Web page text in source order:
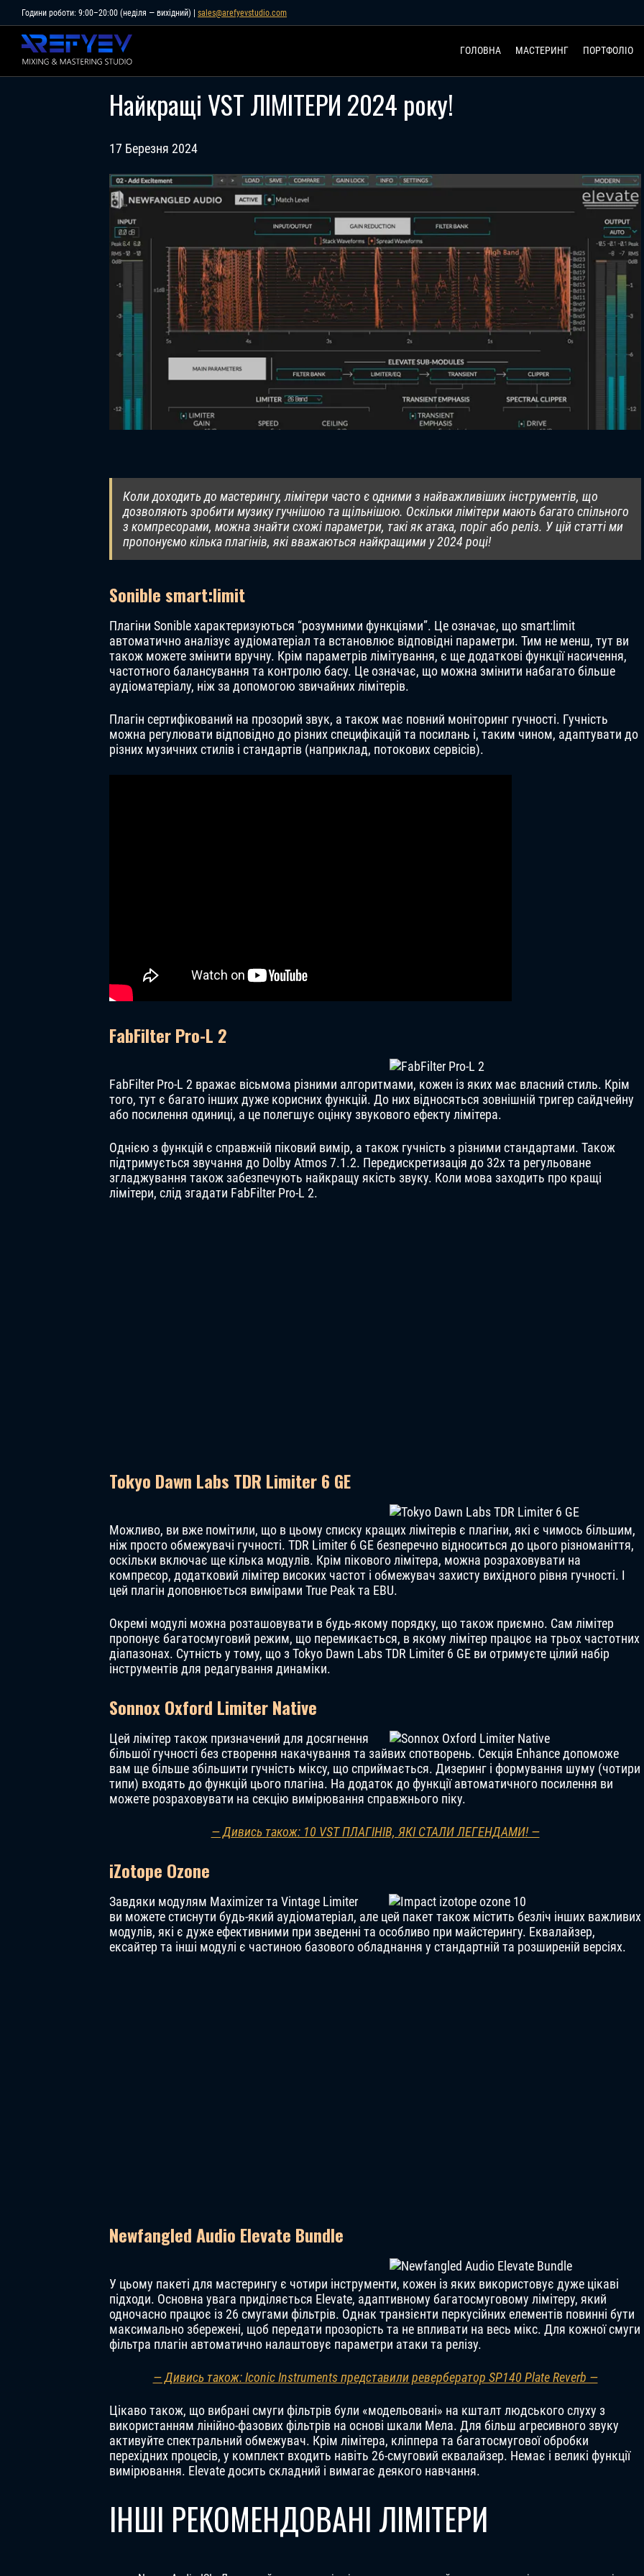
to
content
Години роботи: 9:00–20:00 (неділя — вихідний) | sales@arefyevstudio.com
ГОЛОВНА МАСТЕРИНГ ПОРТФОЛІО
Найкращі VST ЛІМІТЕРИ 2024 року!
17 Березня 2024
Коли доходить до мастерингу, лімітери часто є одними з найважливіших інструментів, що
дозволяють зробити музику гучнішою та щільнішою. Оскільки лімітери мають багато спільного
з компресорами, можна знайти схожі параметри, такі як атака, поріг або реліз. У цій статті ми
пропонуємо кілька плагінів, які вважаються найкращими у 2024 році!
Sonible smart:limit
Плагіни Sonible характеризуються “розумними функціями”. Це означає, що smart:limit
автоматично аналізує аудіоматеріал та встановлює відповідні параметри. Тим не менш, тут ви
також можете змінити вручну. Крім параметрів лімітування, є ще додаткові функції насичення,
частотного балансування та контролю басу. Це означає, що можна змінити набагато більше
аудіоматеріалу, ніж за допомогою звичайних лімітерів.
Плагін сертифікований на прозорий звук, а також має повний моніторинг гучності. Гучність
можна регулювати відповідно до різних специфікацій та посилань і, таким чином, адаптувати до
різних музичних стилів і стандартів (наприклад, потокових сервісів).
FabFilter Pro-L 2
FabFilter Pro-L 2 вражає вісьмома різними алгоритмами, кожен із яких має власний стиль. Крім
того, тут є багато інших дуже корисних функцій. До них відносяться зовнішній тригер сайдчейну
або посилення одиниці, а це полегшує оцінку звукового ефекту лімітера.
Однією з функцій є справжній піковий вимір, а також гучність з різними стандартами. Також
підтримується звучання до Dolby Atmos 7.1.2. Передискретизація до 32x та регульоване
згладжування також забезпечують найкращу якість звуку. Коли мова заходить про кращі
лімітери, слід згадати FabFilter Pro-L 2.
Tokyo Dawn Labs TDR Limiter 6 GE
Можливо, ви вже помітили, що в цьому списку кращих лімітерів є плагіни, які є чимось більшим,
ніж просто обмежувачі гучності. TDR Limiter 6 GE безперечно відноситься до цього різноманіття,
оскільки включає ще кілька модулів. Крім пікового лімітера, можна розраховувати на
компресор, додатковий лімітер високих частот і обмежувач захисту вихідного рівня гучності. І
цей плагін доповнюється вимірами True Peak та EBU.
Окремі модулі можна розташовувати в будь-якому порядку, що також приємно. Сам лімітер
пропонує багатосмуговий режим, що перемикається, в якому лімітер працює на трьох частотних
діапазонах. Сутність у тому, що з Tokyo Dawn Labs TDR Limiter 6 GE ви отримуєте цілий набір
інструментів для редагування динаміки.
Sonnox Oxford Limiter Native
Цей лімітер також призначений для досягнення
більшої гучності без створення накачування та зайвих спотворень. Секція Enhance допоможе
вам ще більше збільшити гучність міксу, що сприймається. Дизеринг і формування шуму (чотири
типи) входять до функцій цього плагіна. На додаток до функції автоматичного посилення ви
можете розраховувати на секцію вимірювання справжнього піку.
— Дивись також: 10 VST ПЛАГІНІВ, ЯКІ СТАЛИ ЛЕГЕНДАМИ! —
iZotope Ozone
Завдяки модулям Maximizer та Vintage Limiter
ви можете стиснути будь-який аудіоматеріал, але цей пакет також містить безліч інших важливих
модулів, які є дуже ефективними при зведенні та особливо при майстерингу. Еквалайзер,
ексайтер та інші модулі є частиною базового обладнання у стандартній та розширеній версіях.
Newfangled Audio Elevate Bundle
У цьому пакеті для мастерингу є чотири інструменти, кожен із яких використовує дуже цікаві
підходи. Основна увага приділяється Elevate, адаптивному багатосмуговому лімітеру, який
одночасно працює із 26 смугами фільтрів. Однак транзієнти перкусійних елементів повинні бути
максимально збережені, щоб передати прозорість та не впливати на весь мікс. Для кожної смуги
фільтра плагін автоматично налаштовує параметри атаки та релізу.
— Дивись також: Iconic Instruments представили ревербератор SP140 Plate Reverb —
Цікаво також, що вибрані смуги фільтрів були «модельовані» на кшталт людського слуху з
використанням лінійно-фазових фільтрів на основі шкали Мела. Для більш агресивного звуку
активуйте спектральний обмежувач. Крім лімітера, кліппера та багатосмугової обробки
перехідних процесів, у комплект входить навіть 26-смуговий еквалайзер. Немає і великі функції
вимірювання. Elevate досить складний і вимагає деякого навчання.
ІНШІ РЕКОМЕНДОВАНІ ЛІМІТЕРИ